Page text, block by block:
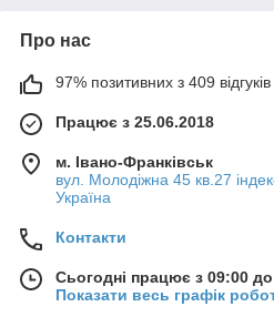
разі.
Знання форми та розмірів тіла є
вибору будь-якого одягу. Вільно
приємнішим. Її можна поєднати з
штанами чиносами та шортами,
насиченіший вигляд.
Що потрібно знати перед тим, як
відпустці, у спортзалі, під
Сорочки з довгими рукавами, з
Про нас
97% позитивних з 409 відгуків
Працює з 25.06.2018
м. Івано-Франківськ
вул. Молодіжна 45 кв.27
Україна
Контакти
Сьогодні працює з 09:00
Показати весь графік